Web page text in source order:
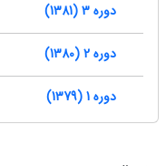
دوره 3 (1381)
دوره 2 (1380)
دوره 1 (1379)